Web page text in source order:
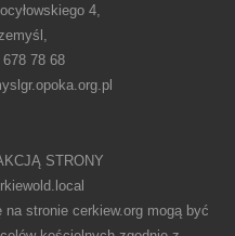
4,
78 68
STRONY
na stronie cerkiew.org mogą być